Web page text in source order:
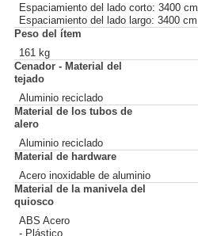
Espaciamiento del lado corto: 3400 cm
Espaciamiento del lado largo: 3400 cm
Peso del ítem
161 kg
Cenador - Material del
tejado
Aluminio reciclado
Material de los tubos de
alero
Aluminio reciclado
Material de hardware
Acero inoxidable de aluminio
Material de la manivela del
quiosco
ABS Acero
- Plástico